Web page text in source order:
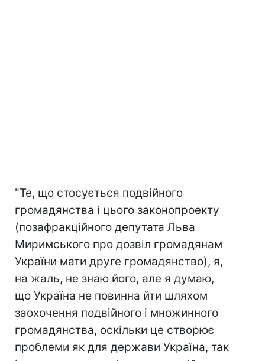
"Те, що стосується подвійного
громадянства і цього законопроекту
(позафракційного депутата Льва
Миримського про дозвіл громадянам
України мати друге громадянство), я,
на жаль, не знаю його, але я думаю,
що Україна не повинна йти шляхом
заохочення подвійного і множинного
громадянства, оскільки це створює
проблеми як для держави Україна, так